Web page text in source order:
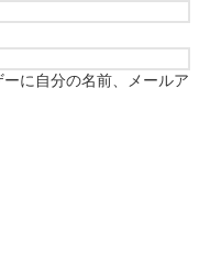
に自分の名前、メールア